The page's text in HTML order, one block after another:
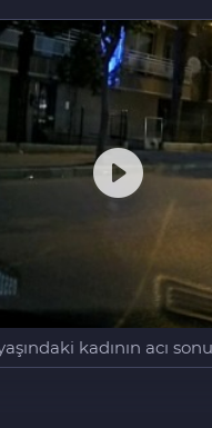
kadının acı sonu